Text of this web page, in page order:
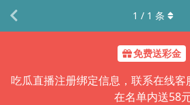
免费送彩金
吃瓜直播注册绑定信息，联系在线客
在名单内送58
1 / 1 条